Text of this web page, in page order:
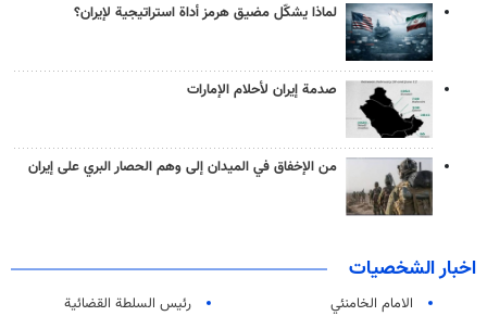
لماذا يشكّل مضيق هرمز أداة استراتيجية لإيران؟
صدمة إيران لأحلام الإمارات
من الإخفاق في الميدان إلى وهم الحصار البري على إيران
اخبار الشخصيات
الامام الخامنئي
رئیس السلطة القضائیة